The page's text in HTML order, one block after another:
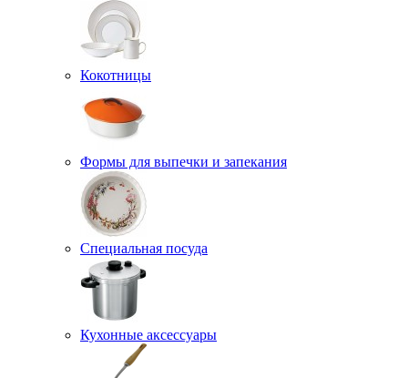
Кокотницы
Формы для выпечки и запекания
Специальная посуда
Кухонные аксессуары